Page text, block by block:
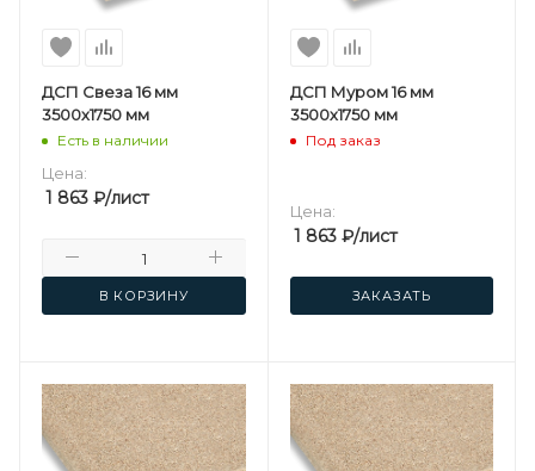
ДСП Свеза 16 мм
3500х1750 мм
Есть в наличии
Цена:
1 863 ₽/лист
В КОРЗИНУ
ДСП Муром 16 мм
3500х1750 мм
Под заказ
Цена:
1 863₽/лист
ЗАКАЗАТЬ